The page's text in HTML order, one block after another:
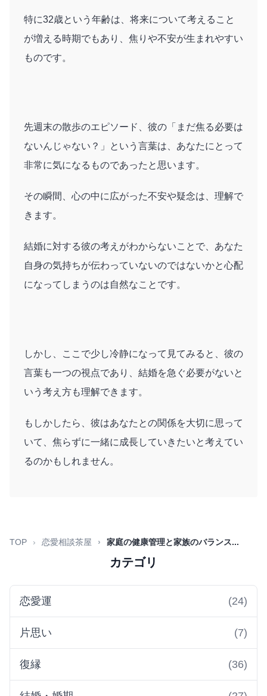
特に32歳という年齢は、将来について考えること
が増える時期でもあり、焦りや不安が生まれやすい
ものです。
先週末の散歩のエピソード、彼の「まだ焦る必要は
ないんじゃない？」という言葉は、あなたにとって
非常に気になるものであったと思います。
その瞬間、心の中に広がった不安や疑念は、理解で
きます。
結婚に対する彼の考えがわからないことで、あなた
自身の気持ちが伝わっていないのではないかと心配
になってしまうのは自然なことです。
しかし、ここで少し冷静になって見てみると、彼の
言葉も一つの視点であり、結婚を急ぐ必要がないと
いう考え方も理解できます。
もしかしたら、彼はあなたとの関係を大切に思って
いて、焦らずに一緒に成長していきたいと考えてい
るのかもしれません。
TOP 恋愛相談茶屋 家庭の健康管理と家族のバランス...
カテゴリ
恋愛運 (24)
片思い (7)
復縁 (36)